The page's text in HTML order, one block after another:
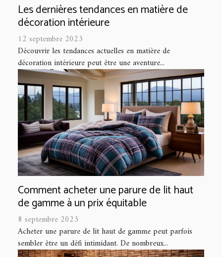
Les dernières tendances en matière de
décoration intérieure
12 septembre 2023
Découvrir les tendances actuelles en matière de
décoration intérieure peut être une aventure...
Comment acheter une parure de lit haut
de gamme à un prix équitable
8 septembre 2023
Acheter une parure de lit haut de gamme peut parfois
sembler être un défi intimidant. De nombreux...